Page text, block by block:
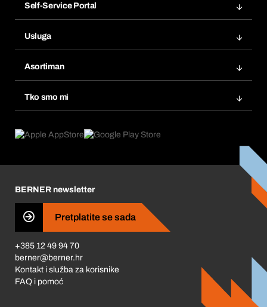
Self-Service Portal
Popisi želja
Ponovno naručivanje
Pretplate
Usluga
Tražitelji proizvoda
Asortiman
Tko smo mi
Što nas pokreće
Business Conduct
BERNER newsletter
Pretplatite se sada
+385 12 49 94 70
berner@berner.hr
Kontakt i služba za korisnike
FAQ i pomoć